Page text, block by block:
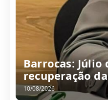
Barrocas: Júlio
recuperação
10/08/2026